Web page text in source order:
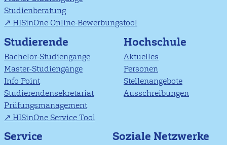
Studienberatung
HISinOne Online-Bewerbungstool
Studierende
Bachelor-Studiengänge
Master-Studiengänge
Info Point
Studierendensekretariat
Prüfungsmanagement
HISinOne Service Tool
Hochschule
Aktuelles
Personen
Stellenangebote
Ausschreibungen
Service Soziale Netzwerke